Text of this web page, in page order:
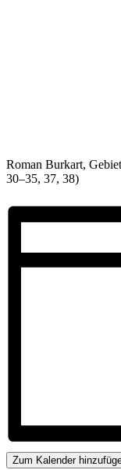
Roman Burkart,
30–35, 37, 38)
Zum Kalender